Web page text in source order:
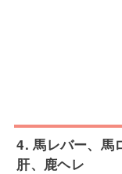
4. 馬レバー、馬
肝、鹿ヘレ